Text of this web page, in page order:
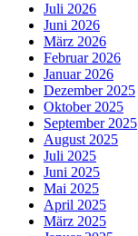
Juli 2026
Juni 2026
März 2026
Februar 2026
Januar 2026
Dezember 2025
Oktober 2025
September 2025
August 2025
Juli 2025
Juni 2025
Mai 2025
April 2025
März 2025